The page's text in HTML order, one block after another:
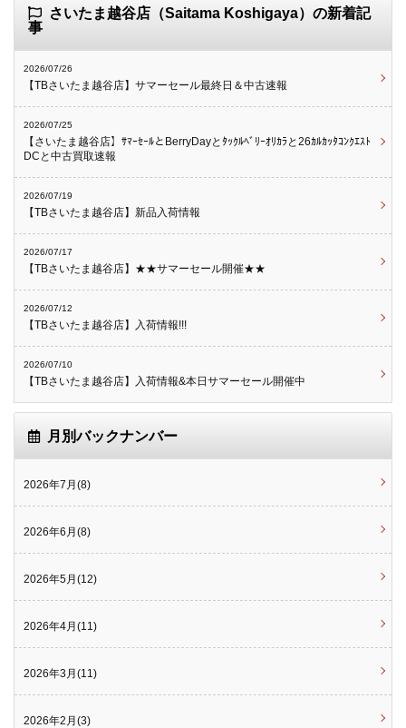
さいたま越谷店（Saitama Koshigaya）の新着記
事
2026/07/26
【TBさいたま越谷店】サマーセール最終日＆中古速報
2026/07/25
【さいたま越谷店】ｻﾏｰｾｰﾙとBerryDayとﾀｯｸﾙﾍﾞﾘｰｵﾘｶﾗと26ｶﾙｶｯﾀｺﾝｸｴｽﾄ
DCと中古買取速報
2026/07/19
【TBさいたま越谷店】新品入荷情報
2026/07/17
【TBさいたま越谷店】★★サマーセール開催★★
2026/07/12
【TBさいたま越谷店】入荷情報!!!
2026/07/10
【TBさいたま越谷店】入荷情報&本日サマーセール開催中
月別バックナンバー
2026年7月(8)
2026年6月(8)
2026年5月(12)
2026年4月(11)
2026年3月(11)
2026年2月(3)